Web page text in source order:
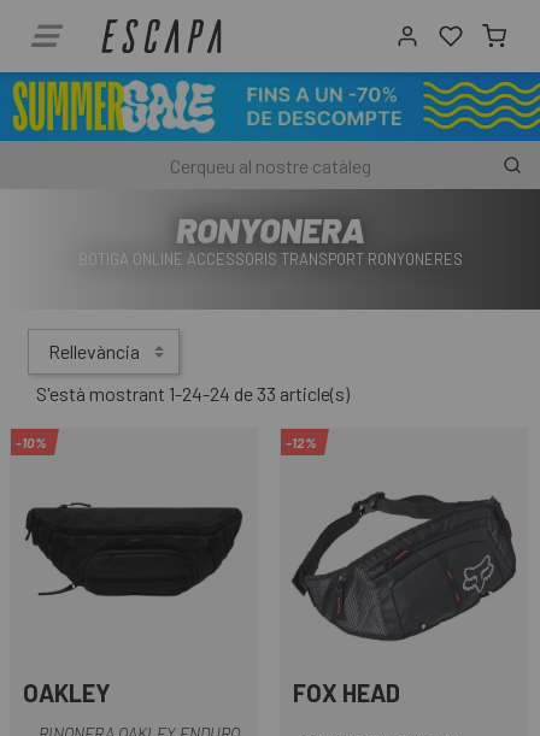
RONYONERA
BOTIGA ONLINE ACCESSORIS TRANSPORT RONYONERES
Rellevància
S'està mostrant 1-24-24 de 33 article(s)
-10%
OAKLEY
-12%
FOX HEAD